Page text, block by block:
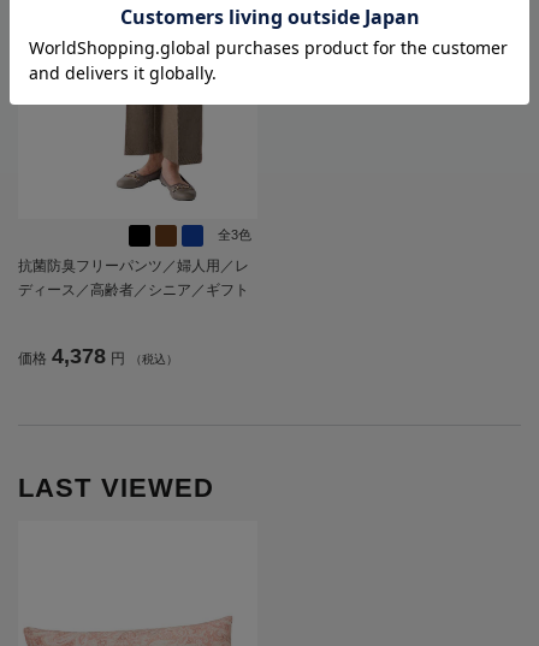
全3色
抗菌防臭フリーパンツ／婦人用／レ
ディース／高齢者／シニア／ギフト
価格 4,378 円 （税込）
LAST VIEWED